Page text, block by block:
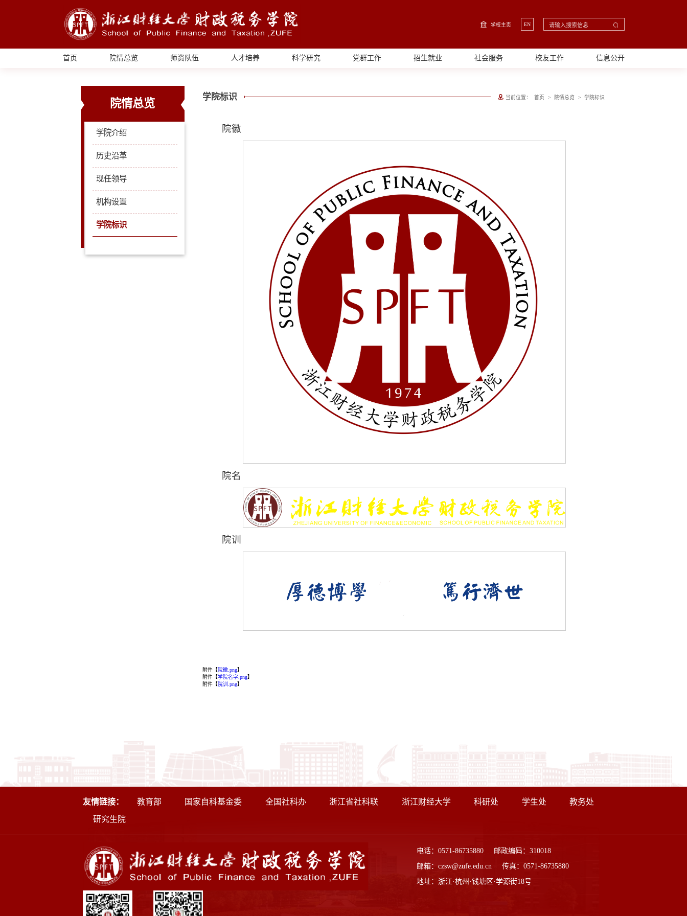
学校主页 EN
首页 院情总览 师资队伍 人才培养 科学研究 党群工作 招生就业 社会服务 校友工作 信息公开
院情总览
学院介绍
历史沿革
现任领导
机构设置
学院标识
学院标识 当前位置： 首页 > 院情总览 > 学院标识
院徽
院名
院训
附件【院徽.png】
附件【学院名字.png】
附件【院训.png】
友情链接： 教育部 国家自科基金委 全国社科办 浙江省社科联 浙江财经大学 科研处 学生处
教务处
研究生院
电话：0571-86735880 邮政编码：310018
邮箱：czsw@zufe.edu.cn 传真：0571-86735880
地址：浙江·杭州·钱塘区·学源街18号